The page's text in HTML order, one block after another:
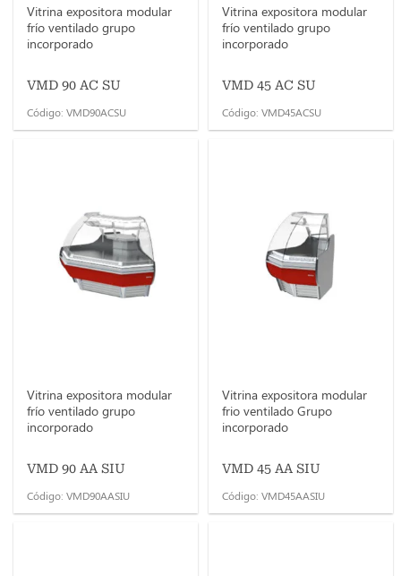
Vitrina expositora modular
frío ventilado grupo
incorporado
VMD 90 AC SU
Código: VMD90ACSU
Vitrina expositora modular
frío ventilado grupo
incorporado
VMD 45 AC SU
Código: VMD45ACSU
Vitrina expositora modular
frío ventilado grupo
incorporado
VMD 90 AA SIU
Código: VMD90AASIU
Vitrina expositora modular
frio ventilado Grupo
incorporado
VMD 45 AA SIU
Código: VMD45AASIU